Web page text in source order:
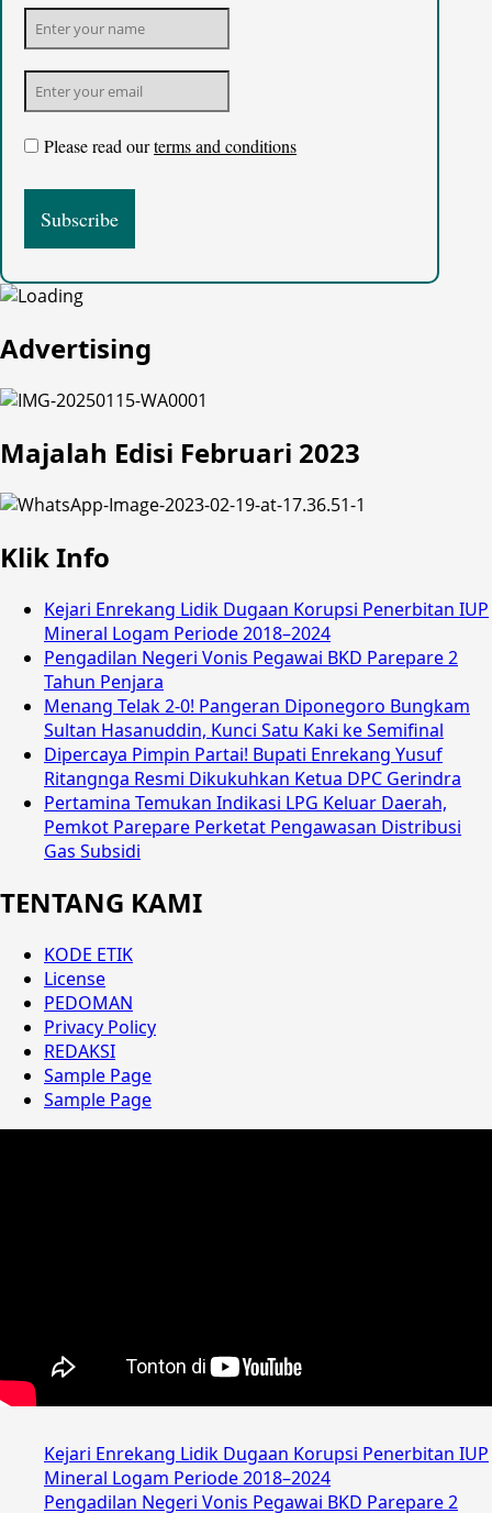
Please read ourterms and conditions
Advertising
Majalah Edisi Februari 2023
Klik Info
Kejari Enrekang Lidik Dugaan Korupsi Penerbitan IUP
Mineral Logam Periode 2018–2024
Pengadilan Negeri Vonis Pegawai BKD Parepare 2
Tahun Penjara
Menang Telak 2-0! Pangeran Diponegoro Bungkam
Sultan Hasanuddin, Kunci Satu Kaki ke Semifinal
Dipercaya Pimpin Partai! Bupati Enrekang Yusuf
Ritangnga Resmi Dikukuhkan Ketua DPC Gerindra
Pertamina Temukan Indikasi LPG Keluar Daerah,
Pemkot Parepare Perketat Pengawasan Distribusi
Gas Subsidi
TENTANG KAMI
KODE ETIK
License
PEDOMAN
Privacy Policy
REDAKSI
Sample Page
Sample Page
Kejari Enrekang Lidik Dugaan Korupsi Penerbitan IUP
Mineral Logam Periode 2018–2024
Pengadilan Negeri Vonis Pegawai BKD Parepare 2